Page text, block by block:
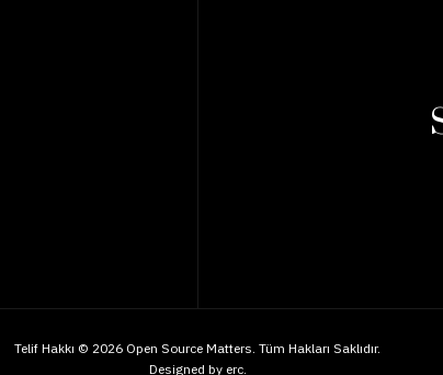
Telif Hakkı © 2026 Open Source Matters. Tüm Hakları Saklıdır.
Designed by erc.